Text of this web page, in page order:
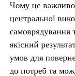
Чому це
центральної
самоврядування
якісний
умов для
до потреб та